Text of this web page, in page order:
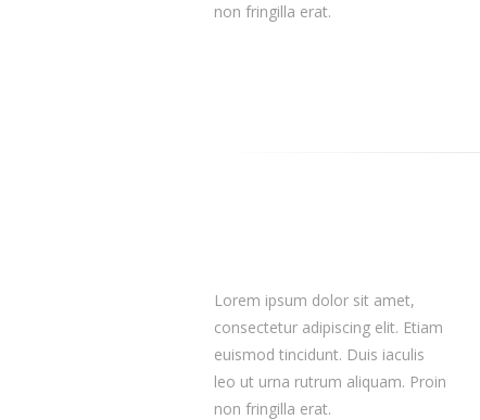
non fringilla erat.
Lorem ipsum dolor sit amet,
consectetur adipiscing elit. Etiam
euismod tincidunt. Duis iaculis
leo ut urna rutrum aliquam. Proin
non fringilla erat.